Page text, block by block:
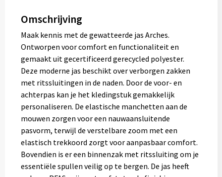
Omschrijving
Maak kennis met de gewatteerde jas Arches.
Ontworpen voor comfort en functionaliteit en
gemaakt uit gecertificeerd gerecycled polyester.
Deze moderne jas beschikt over verborgen zakken
met ritssluitingen in de naden. Door de voor- en
achterpas kan je het kledingstuk gemakkelijk
personaliseren. De elastische manchetten aan de
mouwen zorgen voor een nauwaansluitende
pasvorm, terwijl de verstelbare zoom met een
elastisch trekkoord zorgt voor aanpasbaar comfort.
Bovendien is er een binnenzak met ritssluiting om je
essentiële spullen veilig op te bergen. De jas heeft